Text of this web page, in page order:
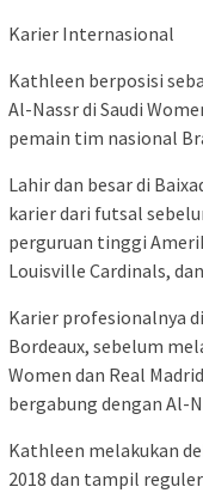
Karier Internasional
Kathleen berposisi
Al-Nassr di Saudi
pemain tim nasional
Lahir dan besar di
karier dari futsal
perguruan tinggi
Louisville Cardinals,
Karier profesionalnya
Bordeaux, sebelum
Women dan Real
bergabung dengan Al-
Kathleen melakukan
2018 dan tampil reguler